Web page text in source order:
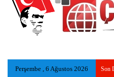
Perşembe , 6 Ağustos 2026 Son